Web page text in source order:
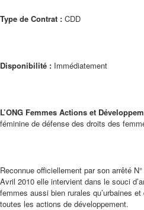
Type de Contrat : CDD
Disponibilité : Immédiatement
L’ONG Femmes Actions et
féminine de défense des droits des
Reconnue officiellement par son arrêté
Avril 2010 elle intervient dans le souci
femmes aussi bien rurales qu’urbaines
toutes les actions de développement.